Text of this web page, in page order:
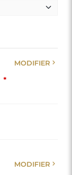
MODIFIER chevron_right
*
MODIFIER chevron_right